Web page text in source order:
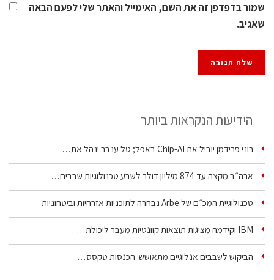
שמור בדפדפן זה את השם, האימייל והאתר שלי לפעם הבאה
שאגיב.
הידיעות הנקראות ביותר
רוני פרידמן יוביל את Chip‑AI באפל; טל ענבר ינהל את…
ארה״ב מקצה עד 874 מיליון דולר לשבע טכנולוגיות שבבים…
טכנולוגיית המכ״ם של Arbe נבחרה לתוכניות אזרחיות וביטחוניות
IBM וקידמה מציגות תוצאות קוונטיות מעבר ליכולת…
הביקוש לשבבים אנלוגיים מתאושש: הכנסות טקסס…